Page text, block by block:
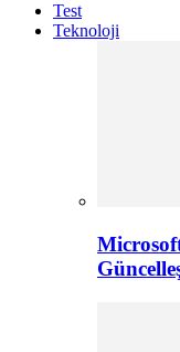
Test
Teknoloji